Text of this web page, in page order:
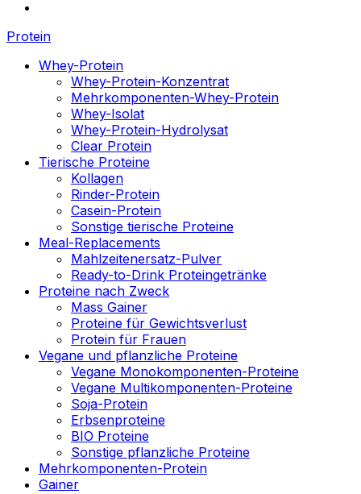
Protein
Whey-Protein
Whey-Protein-Konzentrat
Mehrkomponenten-Whey-Protein
Whey-Isolat
Whey-Protein-Hydrolysat
Clear Protein
Tierische Proteine
Kollagen
Rinder-Protein
Casein-Protein
Sonstige tierische Proteine
Meal-Replacements
Mahlzeitenersatz-Pulver
Ready-to-Drink Proteingetränke
Proteine nach Zweck
Mass Gainer
Proteine für Gewichtsverlust
Protein für Frauen
Vegane und pflanzliche Proteine
Vegane Monokomponenten-Proteine
Vegane Multikomponenten-Proteine
Soja-Protein
Erbsenproteine
BIO Proteine
Sonstige pflanzliche Proteine
Mehrkomponenten-Protein
Gainer